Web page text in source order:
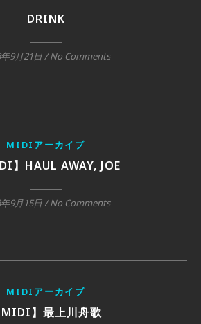
DRINK
9月21日/No Comments
MIDIアーカイブ
】HAUL AWAY, JOE
9月15日/No Comments
MIDIアーカイブ
MIDI】最上川舟歌